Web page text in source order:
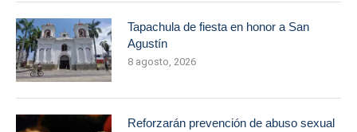
Tapachula de fiesta en honor a San
Agustín
8 agosto, 2026
Reforzarán prevención de abuso sexual